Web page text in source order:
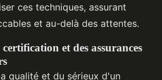
ces techniques, assurant
et au-delà des attentes.
et des assurances
qualité et du sérieux d'un